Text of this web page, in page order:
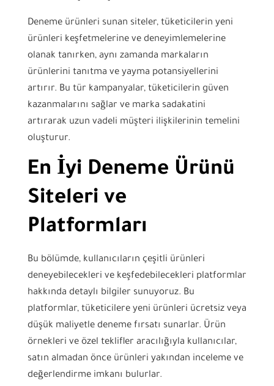
Deneme ürünleri sunan siteler, tüketicilerin yeni
ürünleri keşfetmelerine ve deneyimlemelerine
olanak tanırken, aynı zamanda markaların
ürünlerini tanıtma ve yayma potansiyellerini
artırır. Bu tür kampanyalar, tüketicilerin güven
kazanmalarını sağlar ve marka sadakatini
artırarak uzun vadeli müşteri ilişkilerinin temelini
oluşturur.
En İyi Deneme Ürünü
Siteleri ve
Platformları
Bu bölümde, kullanıcıların çeşitli ürünleri
deneyebilecekleri ve keşfedebilecekleri platformlar
hakkında detaylı bilgiler sunuyoruz. Bu
platformlar, tüketicilere yeni ürünleri ücretsiz veya
düşük maliyetle deneme fırsatı sunarlar. Ürün
örnekleri ve özel teklifler aracılığıyla kullanıcılar,
satın almadan önce ürünleri yakından inceleme ve
değerlendirme imkanı bulurlar.